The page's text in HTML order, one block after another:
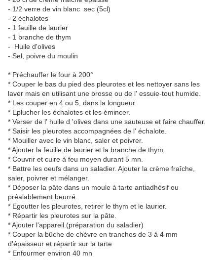
- 1/2 verre de vin blanc sec (5cl)
- 2 échalotes
- 1 feuille de laurier
- 1 branche de thym
- Huile d'olives
- Sel, poivre du moulin
* Préchauffer le four à 200°
* Couper le bas du pied des pleurotes et les nettoyer sans les
laver mais en utilisant une brosse ou de l' essuie-tout humide.
* Les couper en 4 ou 5, dans la longueur.
* Eplucher les échalotes et les émincer.
* Verser de l' huile d 'olives dans une sauteuse et faire chauffer.
* Saisir les pleurotes accompagnées de l' échalote.
* Mouiller avec le vin blanc, saler et poivrer.
* Ajouter la feuille de laurier et la branche de thym.
* Couvrir et cuire à feu moyen durant 5 mn.
* Battre les oeufs dans un saladier. Ajouter la crème fraîche,
saler, poivrer et mélanger.
* Déposer la pâte dans un moule à tarte antiadhésif ou
préalablement beurré.
* Egoutter les pleurotes, retirer le thym et le laurier.
* Répartir les pleurotes sur la pâte.
* Ajouter l'appareil.(préparation du saladier)
* Couper la bûche de chèvre en tranches de 3 à 4 mm
d'épaisseur et répartir sur la tarte
* Enfourmer environ 40 mn